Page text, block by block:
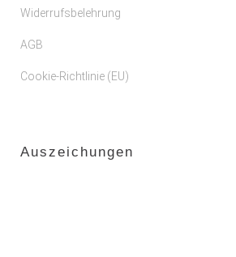
Widerrufsbelehrung
AGB
Cookie-Richtlinie (EU)
Auszeichungen